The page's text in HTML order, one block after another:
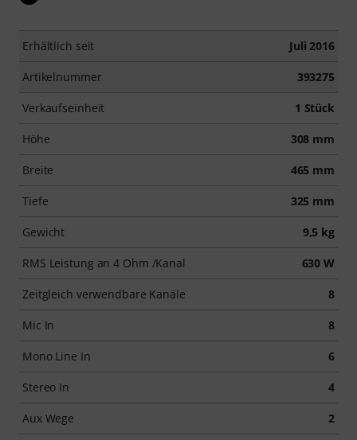
Erhältlich seit Juli 2016
Artikelnummer 393275
Verkaufseinheit 1 Stück
Höhe 308 mm
Breite 465 mm
Tiefe 325 mm
Gewicht 9,5 kg
RMS Leistung an 4 Ohm /Kanal 630 W
Zeitgleich verwendbare Kanäle 8
Mic In 8
Mono Line In 6
Stereo In 4
Aux Wege 2